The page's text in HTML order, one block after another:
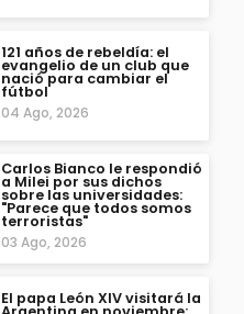
121 años de rebeldía: el
evangelio de un club que
nació para cambiar el
fútbol
04 Ago, 2026
Carlos Bianco le respondió
a Milei por sus dichos
sobre las universidades:
"Parece que todos somos
terroristas"
03 Ago, 2026
El papa León XIV visitará la